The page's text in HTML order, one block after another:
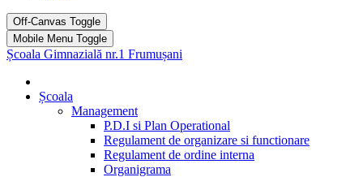
Off-Canvas Toggle
Mobile Menu Toggle
Școala Gimnazială nr.1 Frumușani
Școala
Management
P.D.I si Plan Operational
Regulament de organizare si functionare
Regulament de ordine interna
Organigrama